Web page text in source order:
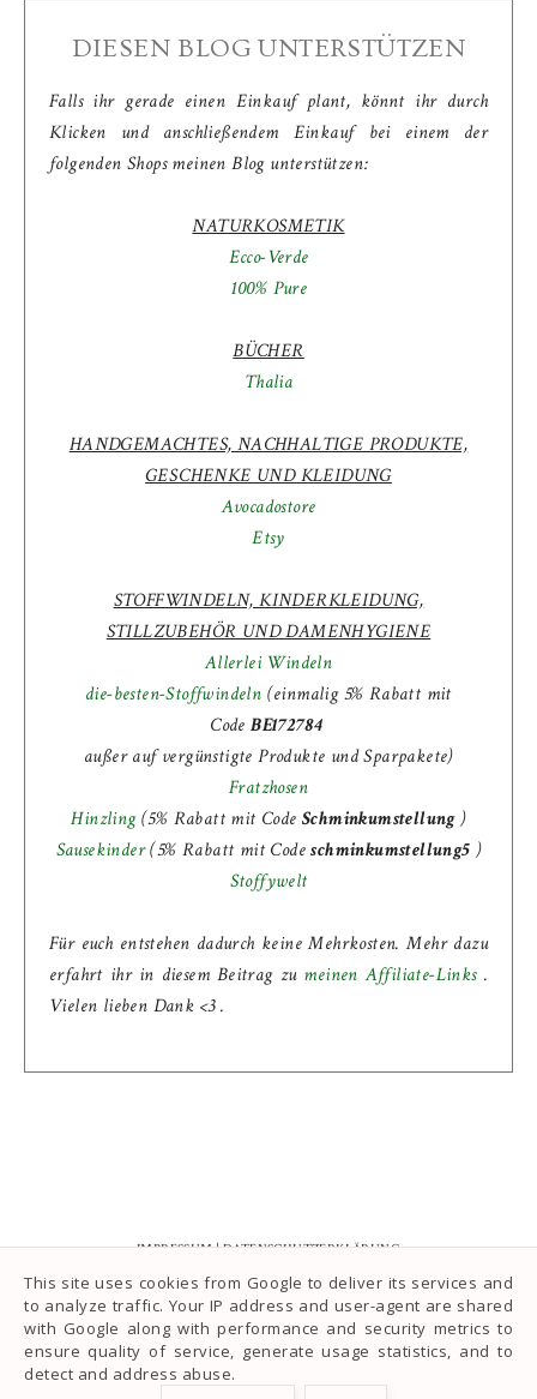
DIESEN BLOG UNTERSTÜTZEN
Falls ihr gerade einen Einkauf plant, könnt ihr durch
Klicken und anschließendem Einkauf bei einem der
folgenden Shops meinen Blog unterstützen:
NATURKOSMETIK
Ecco-Verde
100% Pure
BÜCHER
Thalia
HANDGEMACHTES, NACHHALTIGE PRODUKTE,
GESCHENKE UND KLEIDUNG
Avocadostore
Etsy
STOFFWINDELN, KINDERKLEIDUNG,
STILLZUBEHÖR UND DAMENHYGIENE
Allerlei Windeln
die-besten-Stoffwindeln (einmalig 5% Rabatt mit
CodeBE172784
außer auf vergünstigte Produkte und Sparpakete)
Fratzhosen
Hinzling(5% Rabatt mit Code Schminkumstellung)
Sausekinder(5% Rabatt mit Codeschminkumstellung5 )
Stoffywelt
Für euch entstehen dadurch keine Mehrkosten. Mehr dazu
erfahrt ihr in diesem Beitrag zu meinen Affiliate-Links .
Vielen lieben Dank <3 .
IMPRESSUM|DATENSCHUTZERKLÄRUNG
INSTAGRAM
This site uses cookies from Google to deliver its services and
to analyze traffic. Your IP address and user-agent are shared
with Google along with performance and security metrics to
ensure quality of service, generate usage statistics, and to
detect and address abuse.